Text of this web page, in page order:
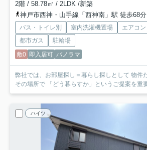
2階 / 58.78㎡ / 2LDK /新築
神戸市西神・山手線「西神南」駅 徒歩68分
バス・トイレ別 室内洗濯機置場 エアコン
都市ガス
駐輪場
敷0 即入居可 パノラマ
弊社では、お部屋探し＝暮らし探しとして 物件
その場所で 「どう暮らすか」というご提案を重
ハイツ